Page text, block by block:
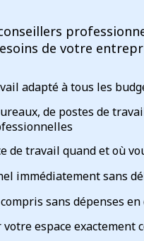
de votre
adapté à tous les
de postes de
de travail quand et où
immédiatement sans
sans dépenses en
espace exactement